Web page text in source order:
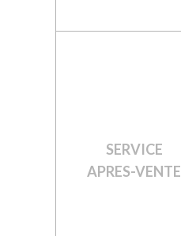
SERVICE
APRES-VENTE